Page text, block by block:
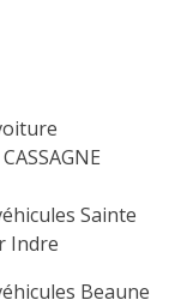
2026
je
3
Sainte
Indre
Beaune